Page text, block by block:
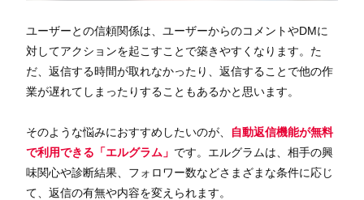
ユーザーとの信頼関係は、ユーザーからのコメントやDMに
対してアクションを起こすことで築きやすくなります。た
だ、返信する時間が取れなかったり、返信することで他の作
業が遅れてしまったりすることもあるかと思います。
そのような悩みにおすすめしたいのが、
自動返信機能が無料
で利用できる「エルグラム」 です。エルグラムは、相手の興
味関心や診断結果、フォロワー数などさまざまな条件に応じ
て、返信の有無や内容を変えられます。